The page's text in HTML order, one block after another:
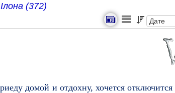
Ілона (372)
домой и отдохну, хочется отключится